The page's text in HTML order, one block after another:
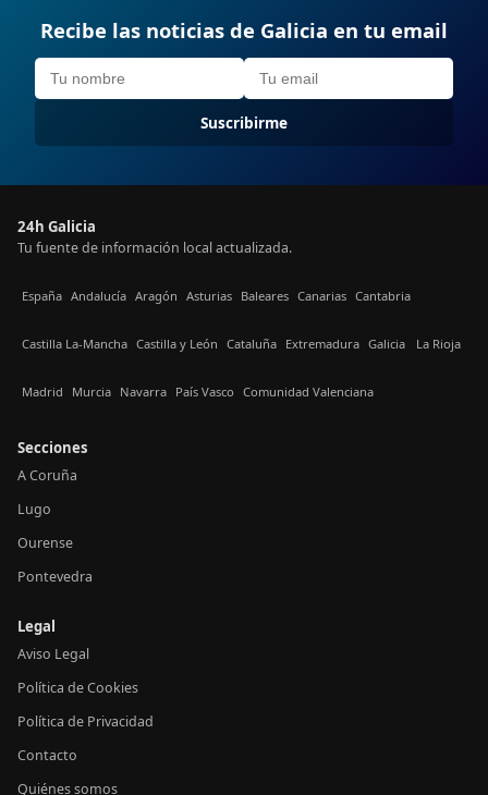
Recibe las noticias de Galicia en tu email
Suscribirme
24h Galicia
Tu fuente de información local actualizada.
España Andalucía Aragón Asturias Baleares Canarias Cantabria
Castilla La-Mancha Castilla y León Cataluña Extremadura Galicia La Rioja
Madrid Murcia Navarra País Vasco Comunidad Valenciana
Secciones
A Coruña
Lugo
Ourense
Pontevedra
Legal
Aviso Legal
Política de Cookies
Política de Privacidad
Contacto
Quiénes somos